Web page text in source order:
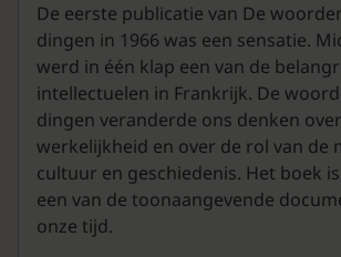
De eerste publicatie van De
dingen in 1966 was een sensatie.
werd in één klap een van de
intellectuelen in Frankrijk. De
dingen veranderde ons denken
werkelijkheid en over de rol van de
cultuur en geschiedenis. Het boek
een van de toonaangevende
onze tijd.